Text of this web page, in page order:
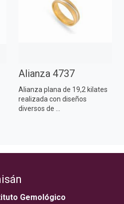
Alianza 4737
Alianza plana de 19,2 kilates
realizada con diseños
diversos de ...
Gemológico